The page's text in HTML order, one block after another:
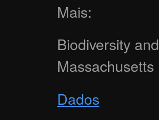
Mais:
Biodiversity
Massachusetts
Dados